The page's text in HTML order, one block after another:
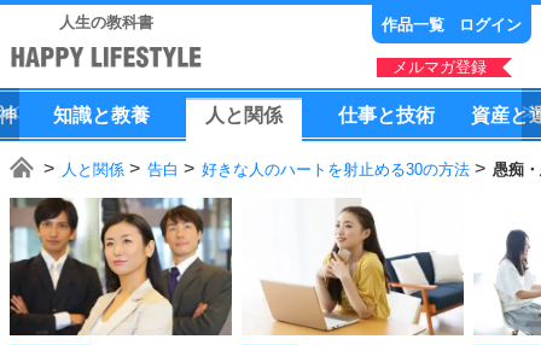
人生の教科書 作品一覧 ログイン
メルマガ登録
知識と教養 人 と 関係 仕事と技術 資産と
人と関係 告白 好きな人のハートを射止める30の方法 愚痴